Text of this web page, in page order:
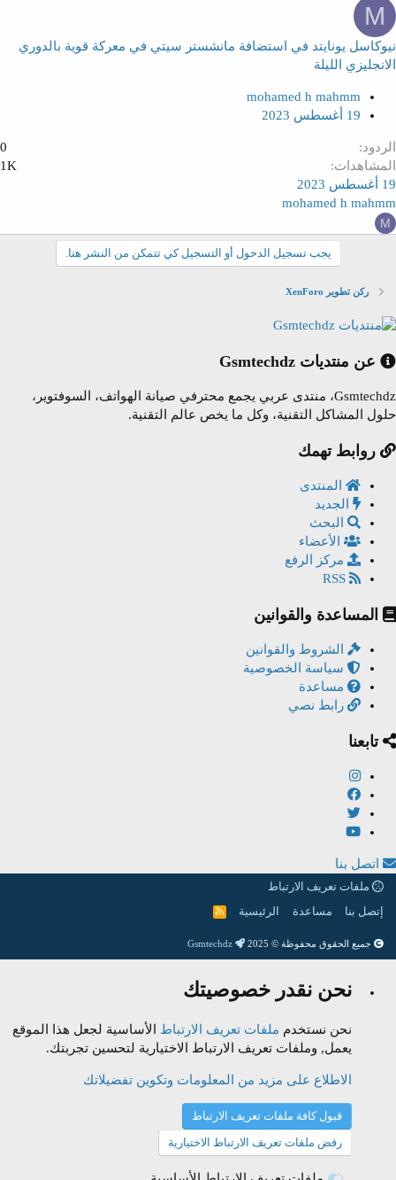
M
نيوكاسل يونايتد في استضافة مانشستر سيتي في معركة قوية بالدوري
الانجليزي الليلة
mohamed h mahmm
19 أغسطس 2023
الردود
0
المشاهدات
1K
19 أغسطس 2023
mohamed h mahmm
M
يجب تسجيل الدخول أو التسجيل كي تتمكن من النشر هنا.
ركن تطوير XenForo
عن منتديات Gsmtechdz
Gsmtechdz، منتدى عربي يجمع محترفي صيانة الهواتف، السوفتوير،
حلول المشاكل التقنية، وكل ما يخص عالم التقنية.
روابط تهمك
المنتدى
الجديد
البحث
الأعضاء
مركز الرفع
المساعدة والقوانين
الشروط والقوانين
سياسة الخصوصية
مساعدة
رابط نصي
تابعنا
اتصل بنا
ملفات تعريف الارتباط
إتصل بنا
مساعدة الرئيسية
R
جميع الحقوق محفوظة © 2025
نحن نقدر خصوصيتك
نحن نستخدم ملفات تعريف الارتباط الأساسية لجعل هذا الموقع
يعمل, وملفات تعريف الارتباط الاختيارية لتحسين تجربتك.
الاطلاع على مزيد من المعلومات وتكوين تفضيلاتك
قبول كافة ملفات تعريف الارتباط
رفض ملفات تعريف الارتباط الاختيارية